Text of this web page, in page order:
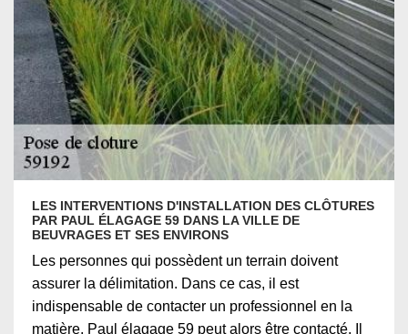
LES INTERVENTIONS D'INSTALLATION DES CLÔTURES
PAR PAUL ÉLAGAGE 59 DANS LA VILLE DE
BEUVRAGES ET SES ENVIRONS
Les personnes qui possèdent un terrain doivent
assurer la délimitation. Dans ce cas, il est
indispensable de contacter un professionnel en la
matière. Paul élagage 59 peut alors être contacté. Il